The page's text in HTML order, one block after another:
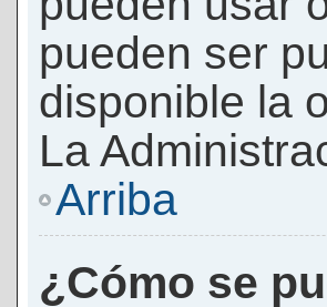
pueden ser
disponible la
La
Arriba
¿Cómo se